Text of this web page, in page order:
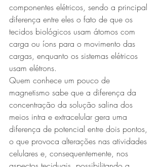
componentes elétricos, sendo a principal
diferença entre eles o fato de que os
tecidos biológicos usam átomos com
carga ou íons para o movimento das
cargas, enquanto os sistemas elétricos
usam elétrons.
Quem conhece um pouco de
magnetismo sabe que a diferença da
concentração da solução salina dos
meios intra e extracelular gera uma
diferença de potencial entre dois pontos,
o que provoca alterações nas atividades
celulares e, consequentemente, nos